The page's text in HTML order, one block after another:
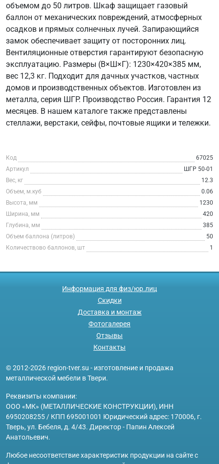
объемом до 50 литров. Шкаф защищает газовый
баллон от механических повреждений, атмосферных
осадков и прямых солнечных лучей. Запирающийся
замок обеспечивает защиту от посторонних лиц.
Вентиляционные отверстия гарантируют безопасную
эксплуатацию. Размеры (В×Ш×Г): 1230×420×385 мм,
вес 12,3 кг. Подходит для дачных участков, частных
домов и производственных объектов. Изготовлен из
металла, серия ШГР. Производство Россия. Гарантия 12
месяцев. В нашем каталоге также представлены
стеллажи, верстаки, сейфы, почтовые ящики и тележки.
Код
67025
Артикул
ШГР 50-01
Вес, кг
12.3
Объем, м.куб
0.06
Высота, мм
1230
Ширина, мм
420
Глубина, мм
385
Объем баллона (литров)
50
Количествово баллонов, шт
1
Информация для физ/юр.лиц
Скидки
Доставка и монтаж
Фотогалерея
Отзывы
Контакты
© 2012-2026 region-tver.su - изготовление и продажа
металлической мебели в Твери.
Реквизиты компании:
ООО «МК» (МЕТАЛЛИЧЕСКИЕ КОНСТРУКЦИИ), ИНН
6950208255 / КПП 695001001 Юридический адрес: 170006, г.
Тверь, ул. Бебеля, д. 4/43. Директор - Папин Алексей
Анатольевич.
Любое несоответствие характеристик продукции на сайте с